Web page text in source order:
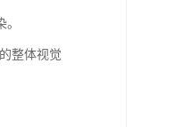
整体视觉